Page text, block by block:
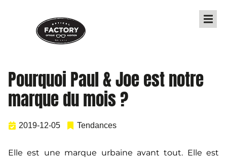
Pourquoi Paul & Joe est notre
marque du mois ?
2019-12-05 Tendances
Elle est une marque urbaine avant tout. Elle est